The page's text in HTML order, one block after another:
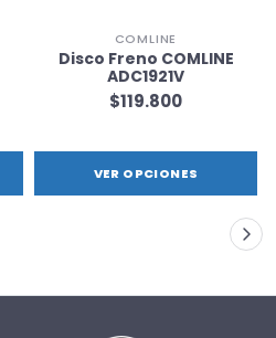
COMLINE
Disco Freno COMLINE
ADC1921V
$119.800
VER OPCIONES